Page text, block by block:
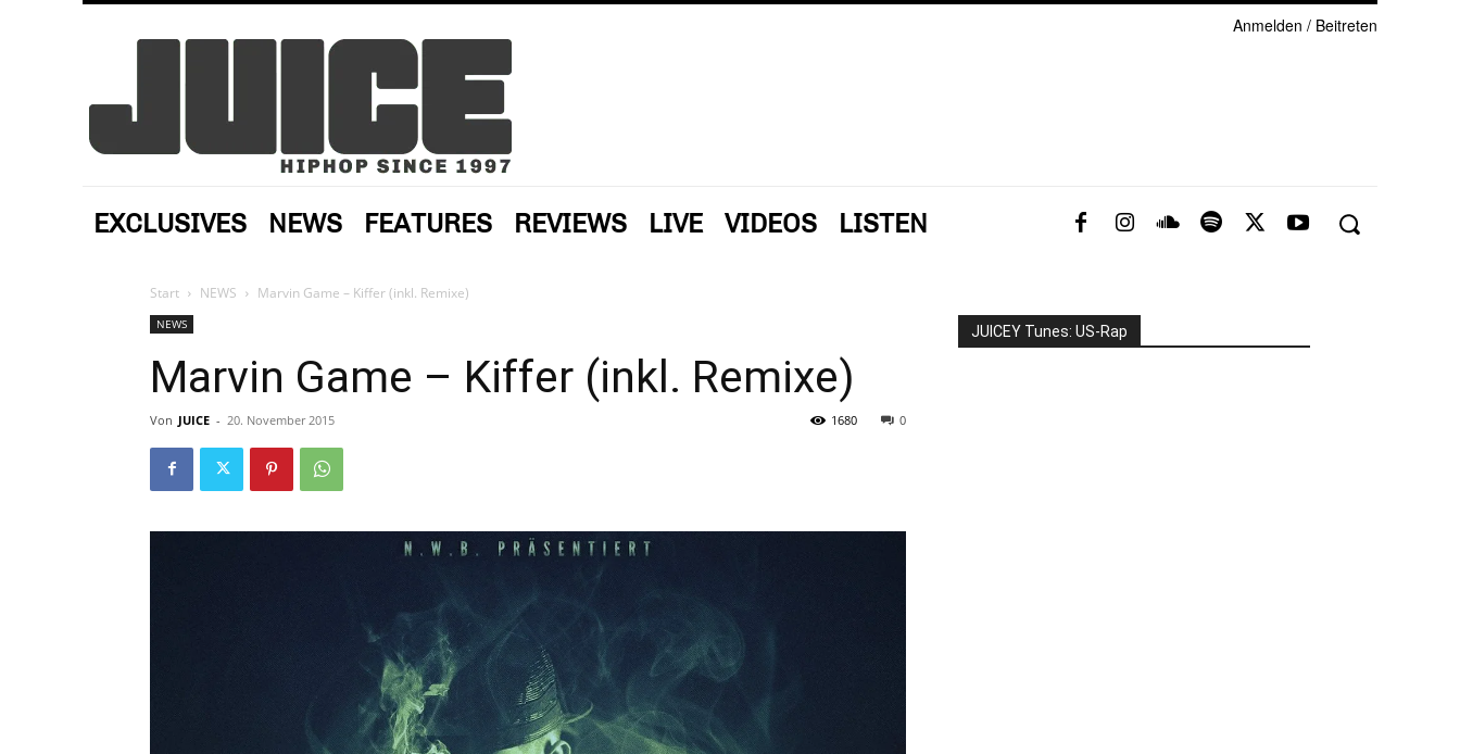
Anmelden / Beitreten
EXCLUSIVES NEWS FEATURES REVIEWS LIVE VIDEOS LISTEN
Start NEWS Marvin Game – Kiffer (inkl. Remixe)
NEWS
Marvin Game – Kiffer (inkl. Remixe)
Von JUICE - 20. November 2015 0
1680
JUICEY Tunes: US-Rap